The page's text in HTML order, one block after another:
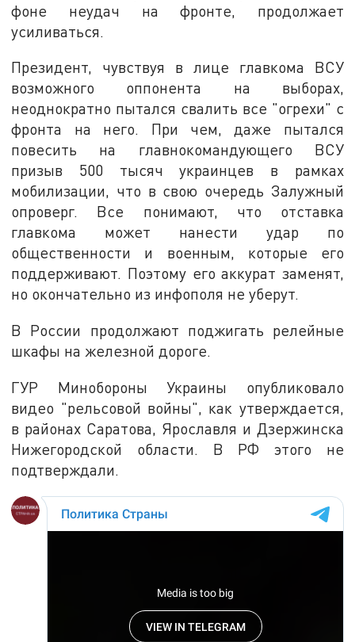
фоне неудач на фронте, продолжает
усиливаться.
Президент, чувствуя в лице главкома ВСУ
возможного оппонента на выборах,
неоднократно пытался свалить все "огрехи" с
фронта на него. При чем, даже пытался
повесить на главнокомандующего ВСУ
призыв 500 тысяч украинцев в рамках
мобилизации, что в свою очередь Залужный
опроверг. Все понимают, что отставка
главкома может нанести удар по
общественности и военным, которые его
поддерживают. Поэтому его аккурат заменят,
но окончательно из инфополя не уберут.
В России продолжают поджигать релейные
шкафы на железной дороге.
ГУР Минобороны Украины опубликовало
видео "рельсовой войны", как утверждается,
в районах Саратова, Ярославля и Дзержинска
Нижегородской области. В РФ этого не
подтверждали.